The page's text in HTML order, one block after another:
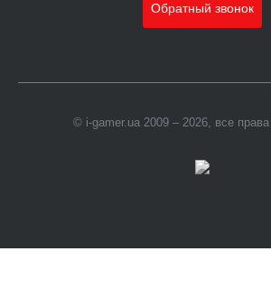
Обратный звонок
© i-gamer.ua 2009 – 2026, все